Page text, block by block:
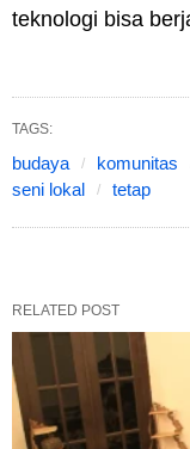
teknologi bisa
TAGS:
budaya komunitas
seni lokal
tetap
RELATED POST